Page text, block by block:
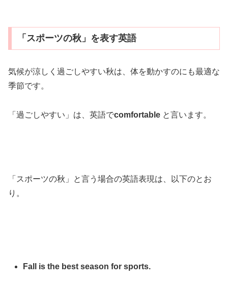
「スポーツの秋」を表す英語
気候が涼しく過ごしやすい秋は、体を動かすのにも最適な
季節です。
「過ごしやすい」は、英語でcomfortable と言います。
「スポーツの秋」と言う場合の英語表現は、以下のとお
り。
Fall is the best season for sports.